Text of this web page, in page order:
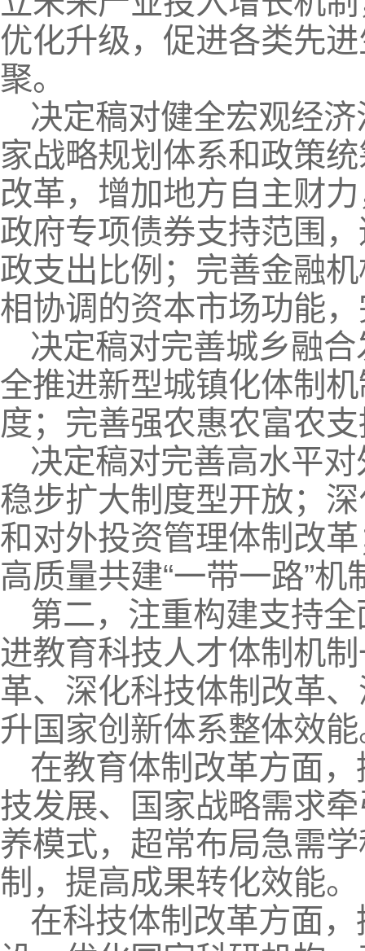
优化升级，促进各类先
聚。
决定稿对健全宏观经
家战略规划体系和政策
改革，增加地方自主财
政府专项债券支持范围
政支出比例；完善金融
相协调的资本市场功能
决定稿对完善城乡融
全推进新型城镇化体制
度；完善强农惠农富农
决定稿对完善高水平
稳步扩大制度型开放；
和对外投资管理体制改
高质量共建“一带一路”机
第二，注重构建支持
进教育科技人才体制机
革、深化科技体制改革
升国家创新体系整体效
在教育体制改革方面
技发展、国家战略需求
养模式，超常布局急需
制，提高成果转化效能。
在科技体制改革方面